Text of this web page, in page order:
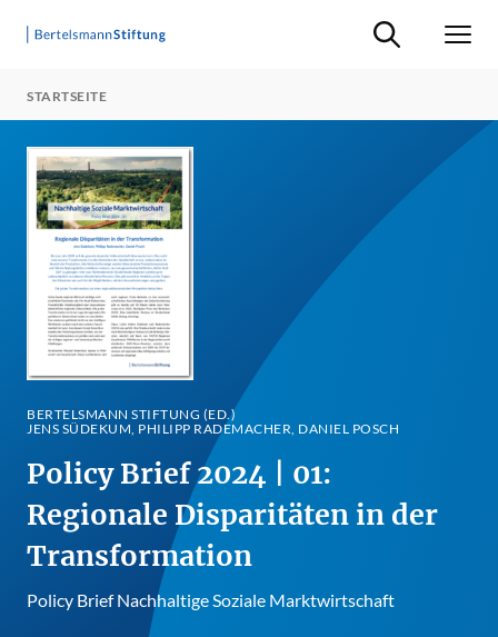
Suche ein-/
STARTSEITE
BERTELSMANN STIFTUNG (ED.)
JENS SÜDEKUM, PHILIPP RADEMACHER, DANIEL POSCH
Policy Brief 2024 | 01:
Regionale Disparitäten in der
Transformation
Policy Brief Nachhaltige Soziale Marktwirtschaft